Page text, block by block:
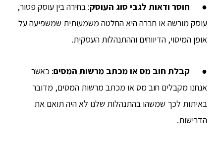
● חוסר ודאות לגבי סוג העוסק: בחירה בין עוסק פטור,
עוסק מורשה או חברה היא החלטה משמעותית שמשפיעה על
אופן המיסוי, הדיווחים וההתנהלות העסקית.
● קבלת חוב מס או מכתב מרשות המסים: כאשר
אנחנו מקבלים חוב מס או מכתב מרשות המסים, מדובר
באיתות לכך שמשהו בהתנהלות שלנו לא היה תואם את
הדרישות.